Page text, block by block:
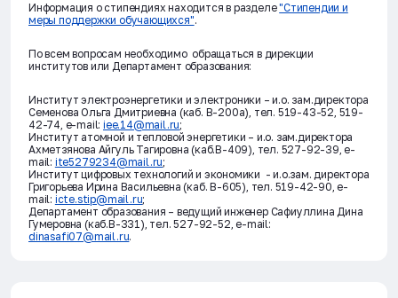
Информация о стипендиях находится в разделе"Стипендии и
меры поддержки обучающихся".
По всем вопросам необходимо обращаться в дирекции
институтов или Департамент образования:
Институт электроэнергетики и электроники – и.о. зам.директора
Семенова Ольга Дмитриевна (каб. В-200а), тел. 519-43-52, 519-
42-74, e-mail: iee.14@mail.ru;
Институт атомной и тепловой энергетики – и.о. зам.директора
Ахметзянова Айгуль Тагировна (каб.В-409), тел. 527-92-39, e-
mail: ite5279234@mail.ru;
Институт цифровых технологий и экономики - и.о.зам. директора
Григорьева Ирина Васильевна (каб. В-605), тел. 519-42-90, e-
mail: icte.stip@mail.ru;
Департамент образования – ведущий инженер Сафиуллина Дина
Гумеровна (каб.В-331), тел. 527-92-52, e-mail:
dinasafi07@mail.ru.